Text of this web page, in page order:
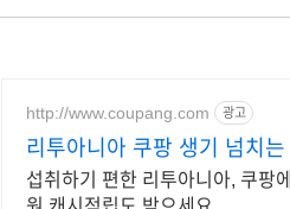
http://www.coupang.com 광고
리투아니아 쿠팡 생기 넘치
섭취하기 편한 리투아니아, 쿠팡